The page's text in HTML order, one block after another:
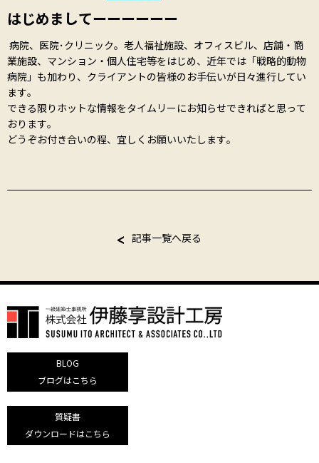
はじめましてーーーーーー
病院、医院･クリニック。老人福祉施設、オフィスビル、店舗・商
業施設、マンション・個人住宅等をはじめ、近年では「戦略的動物
病院」も加わり、クライアントの皆様のお手伝いが日々進行してい
ます。
できる限りホットな情報をタイムリーにお知らせできればと思って
おります。
どうぞお付き合いの程、宜しくお願いいたします。
記事一覧へ戻る
BLOG
ブログはこちら
質疑書
ダウンロードはこちら